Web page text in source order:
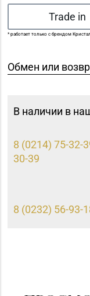
Trade in
* работает только с брендом
Обмен или
В наличии в
8 (0214) 75-32-
30-39
8 (0232) 56-93-